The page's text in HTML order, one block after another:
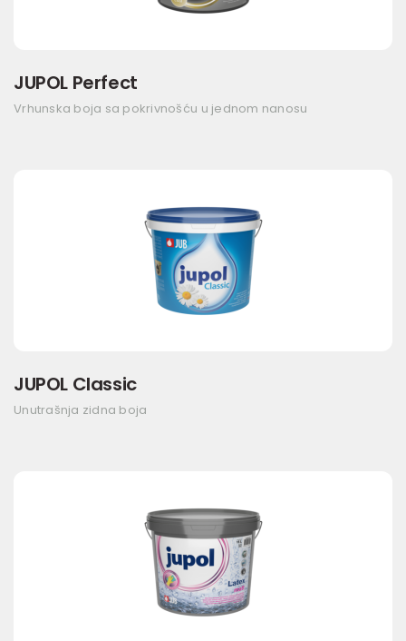
JUPOL Perfect
Vrhunska boja sa pokrivnošću u jednom nanosu
JUPOL Classic
Unutrašnja zidna boja